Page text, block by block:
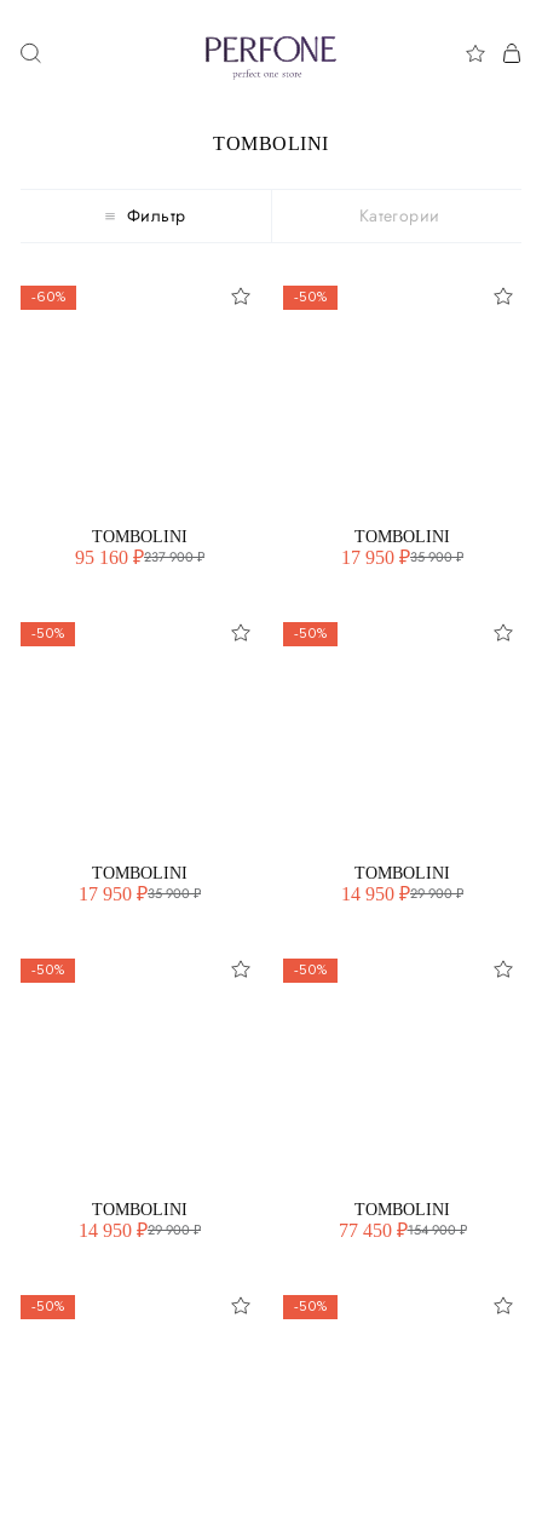
TOMBOLINI
Фильтр Категории
-60%
TOMBOLINI
95 160 ₽237 900 ₽
-50%
TOMBOLINI
17 950 ₽35 900 ₽
-50%
TOMBOLINI
17 950 ₽35 900 ₽
-50%
TOMBOLINI
14 950 ₽29 900 ₽
-50%
TOMBOLINI
14 950 ₽29 900 ₽
-50%
TOMBOLINI
77 450 ₽154 900 ₽
-50% -50%